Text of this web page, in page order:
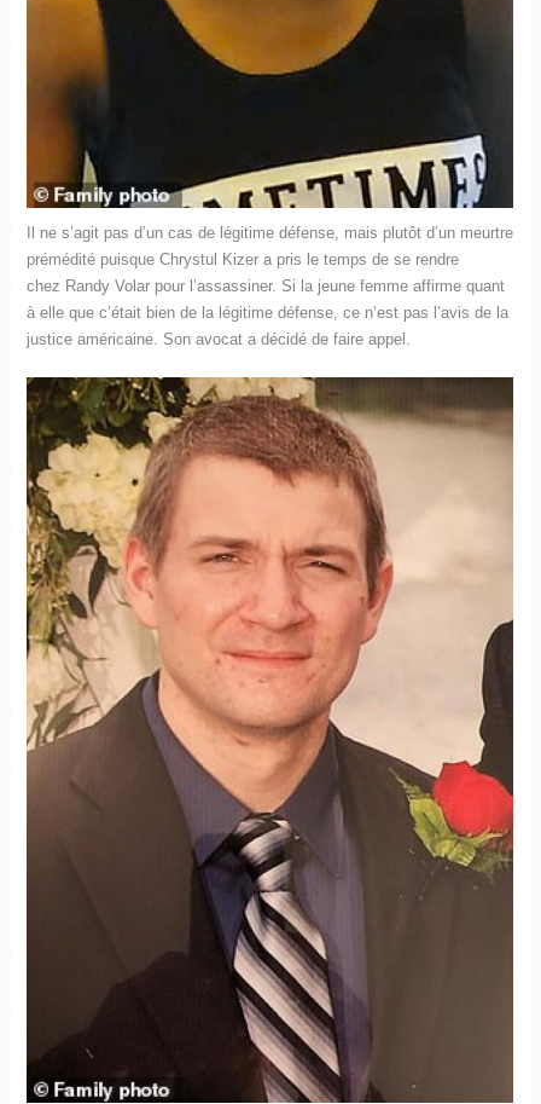
Il ne s’agit pas d’un cas de légitime défense, mais plutôt d’un meurtre
prémédité puisque Chrystul Kizer a pris le temps de se rendre
chez Randy Volar pour l’assassiner. Si la jeune femme affirme quant
à elle que c’était bien de la légitime défense, ce n’est pas l’avis de la
justice américaine. Son avocat a décidé de faire appel.